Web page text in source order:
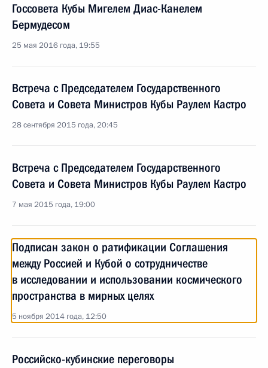
Госсовета Кубы Мигелем Диас-Канелем
Бермудесом
25 мая 2016 года, 19:55
Встреча с Председателем Государственного
Совета и Совета Министров Кубы Раулем Кастро
28 сентября 2015 года, 20:45
Встреча с Председателем Государственного
Совета и Совета Министров Кубы Раулем Кастро
7 мая 2015 года, 19:00
Подписан закон о ратификации Соглашения
между Россией и Кубой о сотрудничестве
в исследовании и использовании космического
пространства в мирных целях
5 ноября 2014 года, 12:50
Российско-кубинские переговоры